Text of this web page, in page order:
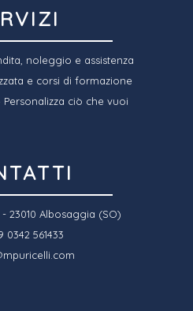
noleggio e assistenza
e corsi di formazione
ciò che vuoi
23010 Albosaggia (SO)
0342 561433